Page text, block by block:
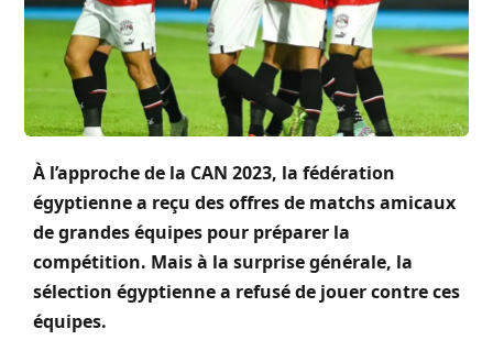
À l’approche de la CAN 2023, la fédération
égyptienne a reçu des offres de matchs amicaux
de grandes équipes pour préparer la
compétition. Mais à la surprise générale, la
sélection égyptienne a refusé de jouer contre ces
équipes.